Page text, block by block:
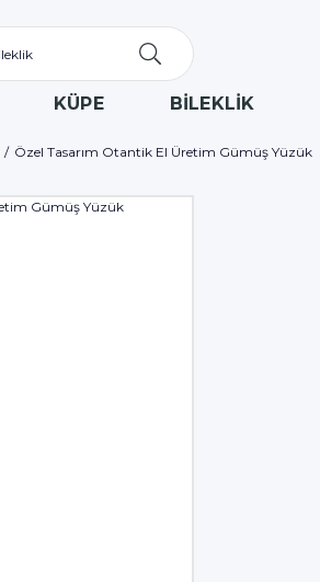
KÜPE BİLEKLİK
Özel Tasarım Otantik El Üretim Gümüş Yüzük